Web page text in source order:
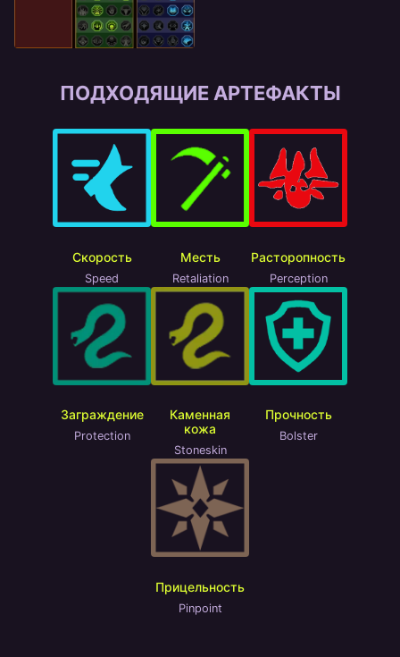
ПОДХОДЯЩИЕ АРТЕФАКТЫ
Скорость
Speed
Месть
Retaliation
Расторопность
Perception
Заграждение
Protection
Каменная
кожа
Stoneskin
Прочность
Bolster
Прицельность
Pinpoint